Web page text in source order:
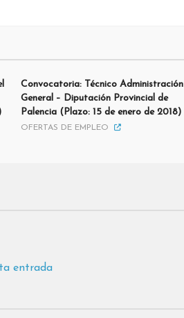
Convocatoria: Técnico Administración
General – Diputación Provincial de
Palencia (Plazo: 15 de enero de 2018)
OFERTAS DE EMPLEO
entrada